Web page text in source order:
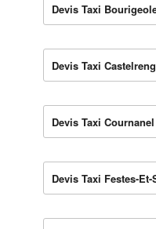
Devis Taxi
Devis Taxi Castelreng
Devis Taxi Cournanel
Devis Taxi Festes-